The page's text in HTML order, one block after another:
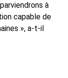
à
capable de
», a-t-il